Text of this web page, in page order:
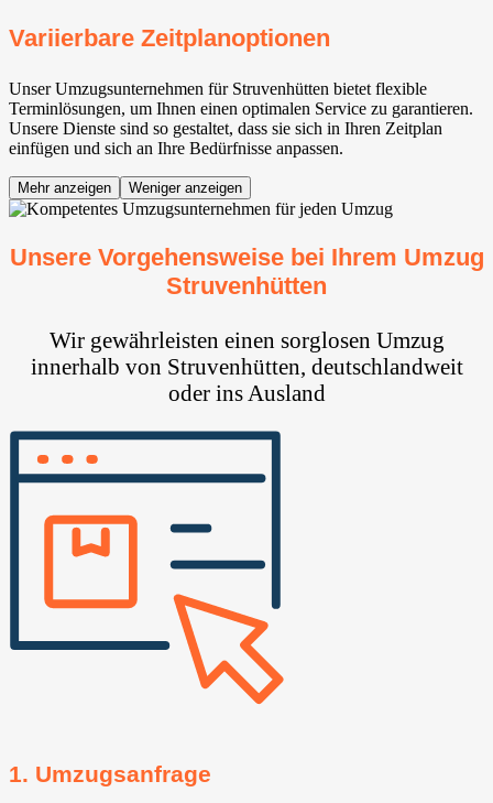
Variierbare Zeitplanoptionen
Unser Umzugsunternehmen für Struvenhütten bietet flexible
Terminlösungen, um Ihnen einen optimalen Service zu garantieren.
Unsere Dienste sind so gestaltet, dass sie sich in Ihren Zeitplan
einfügen und sich an Ihre Bedürfnisse anpassen.
Mehr anzeigen Weniger anzeigen
Unsere Vorgehensweise bei Ihrem Umzug
Struvenhütten
Wir gewährleisten einen sorglosen Umzug
innerhalb von Struvenhütten, deutschlandweit
oder ins Ausland
1. Umzugsanfrage